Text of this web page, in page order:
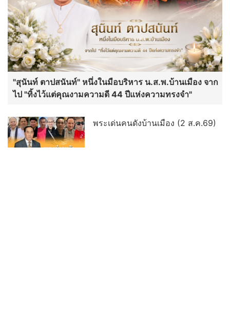
"สุนันท์ ตาปสนันท์" หนึ่งในมือบริหาร น.ส.พ.บ้านเมือง จาก
ไป "ทิ้งไว้แต่คุณงามความดี 44 ปีแห่งความทรงจำ"
พระเด่นคนดังบ้านเมือง (2 ส.ค.69)